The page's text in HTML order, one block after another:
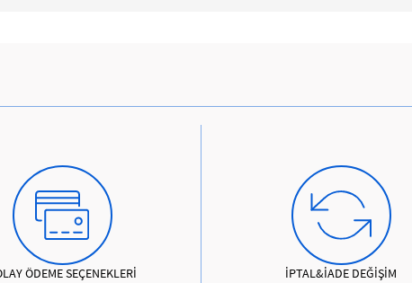
ÖDEME SEÇENEKLERİ İPTAL&İADE DEĞİŞİM